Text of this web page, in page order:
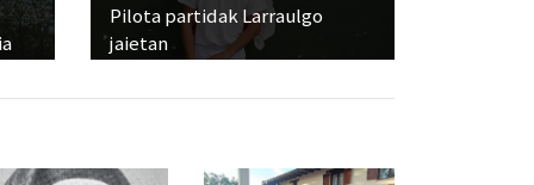
Pilota partidak Larraulgo
jaietan